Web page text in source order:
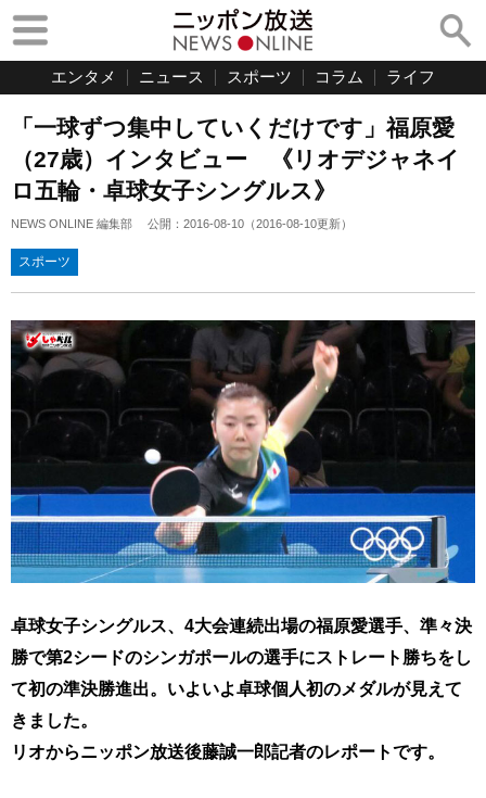
エンタメ ニュース スポーツ コラム ライフ
「一球ずつ集中していくだけです」福原愛
（27歳）インタビュー 《リオデジャネイ
ロ五輪・卓球女子シングルス》
NEWS ONLINE 編集部 公開： 2016-08-10 （2016-08-10更新）
スポーツ
卓球女子シングルス、4大会連続出場の福原愛選手、準々決
勝で第2シードのシンガポールの選手にストレート勝ちをし
て初の準決勝進出。いよいよ卓球個人初のメダルが見えて
きました。
リオからニッポン放送後藤誠一郎記者のレポートです。